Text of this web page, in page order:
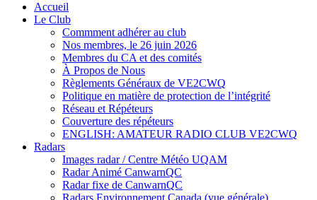
Accueil
Le Club
Commment adhérer au club
Nos membres, le 26 juin 2026
Membres du CA et des comités
À Propos de Nous
Règlements Généraux de VE2CWQ
Politique en matière de protection de l’intégrité
Réseau et Répéteurs
Couverture des répéteurs
ENGLISH: AMATEUR RADIO CLUB VE2CWQ
Radars
Images radar / Centre Météo UQAM
Radar Animé CanwarnQC
Radar fixe de CanwarnQC
Radars Environnement Canada (vue générale)